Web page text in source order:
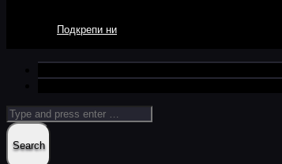
Подкрепи ни